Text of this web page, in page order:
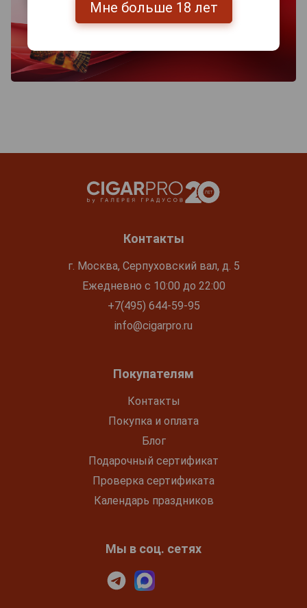
Контакты
г. Москва, Серпуховский вал, д. 5
Ежедневно с 10:00 до 22:00
+7(495) 644-59-95
info@cigarpro.ru
Покупателям
Контакты
Покупка и оплата
Блог
Подарочный сертификат
Проверка сертификата
Календарь праздников
Мы в соц. сетях
Мне больше 18 лет